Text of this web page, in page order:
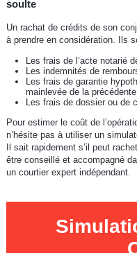
soulte
Un rachat de crédits de son
à prendre en considération. Ils
Les frais de l’acte notarié
Les indemnités de
Les frais de garantie
mainlevée de la
Les frais de dossier ou de
Pour estimer le coût de
n’hésite pas à utiliser un
Il sait rapidement s’il peut
être conseillé et accompagné
un courtier expert indépendant.